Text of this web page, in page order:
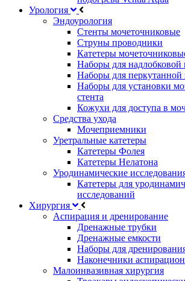
Урология
Эндоурология
Стенты мочеточниковые
Струны проводники
Катетеры
Наборы для надлобковой
Наборы для перкутанной
Наборы для установки
стента
Кожухи для доступа в
Средства ухода
Мочеприемники
Уретральные катетеры
Катетеры Фолея
Катетеры Нелатона
Уродинамические
Катетеры для
исследований
Хирургия
Аспирация и дренирование
Дренажные трубки
Дренажные емкости
Наборы для
Наконечники
Малоинвазивная хирургия